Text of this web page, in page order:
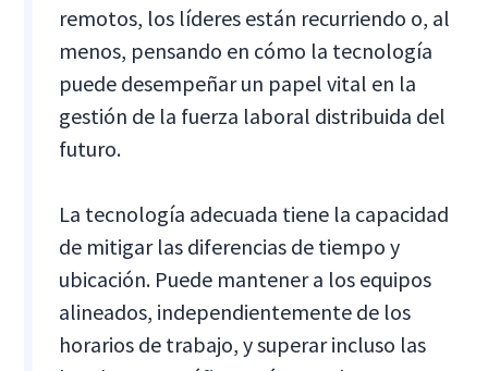
remotos, los líderes están recurriendo o, al
menos, pensando en cómo la tecnología
puede desempeñar un papel vital en la
gestión de la fuerza laboral distribuida del
futuro.
La tecnología adecuada tiene la capacidad
de mitigar las diferencias de tiempo y
ubicación. Puede mantener a los equipos
alineados, independientemente de los
horarios de trabajo, y superar incluso las